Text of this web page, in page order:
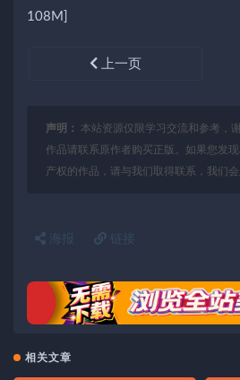
108M]
上一页
声明：
本站资源仅限学习交流和参考，
作品请联系原作者购买正版。如果您发
产权的作品，请与我们取得联系，我们会
海报 链接
相关文章